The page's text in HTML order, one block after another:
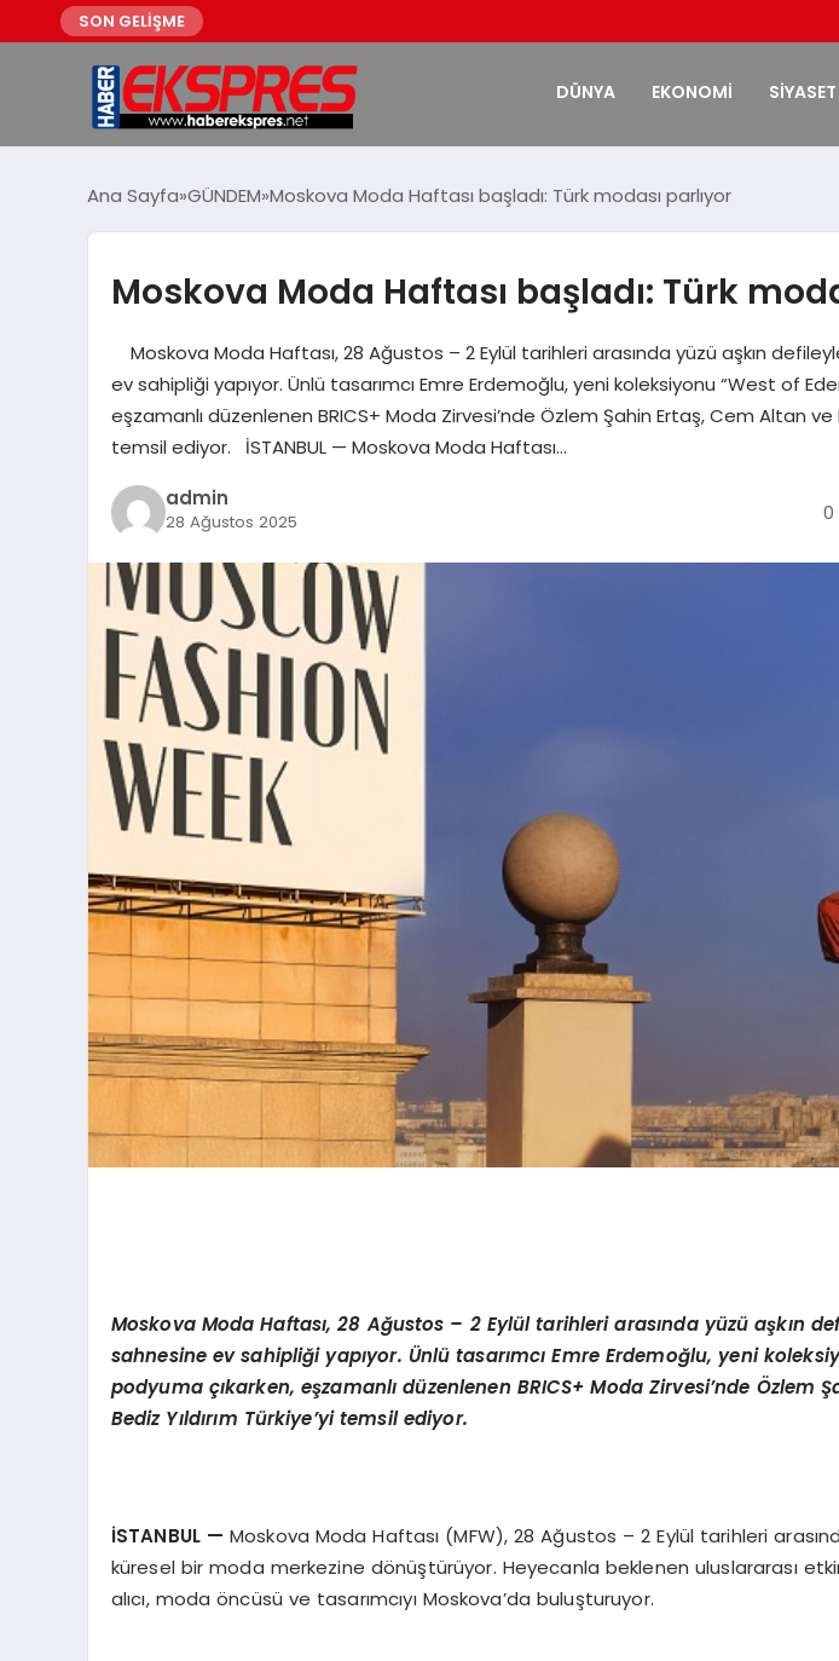
SON GELİŞME
DÜNYA EKONOMİ SİYASET
Ana Sayfa GÜNDEM Moskova Moda Haftası başladı: Türk modası parlıyor
Moskova Moda Haftası başladı: Türk
Moskova Moda Haftası, 28 Ağustos – 2 Eylül tarihleri arasında yüzü aşkın
ev sahipliği yapıyor. Ünlü tasarımcı Emre Erdemoğlu, yeni koleksiyonu “West of
eşzamanlı düzenlenen BRICS+ Moda Zirvesi’nde Özlem Şahin Ertaş, Cem Altan ve
temsil ediyor. İSTANBUL — Moskova Moda Haftası…
admin
28 Ağustos 2025 0
Moskova Moda Haftası, 28 Ağustos – 2 Eylül tarihleri arasında yüzüaşkın
sahnesine ev sahipliği yapıyor. ÜnlütasarımcıEmre Erdemoğlu, yeni
podyuma çıkarken, eşzamanlıdüzenlenen BRICS+ Moda Zirvesi’nde ÖzlemŞ
Bediz Yıldırım Türkiye’yi temsil ediyor.
İSTANBUL — Moskova Moda Haftası (MFW), 28 Ağustos – 2 Eylül tarihleri
küresel bir moda merkezine dönüştürüyor. Heyecanla beklenen uluslararası
alıcı, moda öncüsü ve tasarımcıyı Moskova’da buluşturuyor.